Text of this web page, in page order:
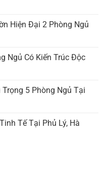
Hiện Đại 2 Phòng Ngủ
Ngủ Có Kiến Trúc Độc
5 Phòng Ngủ Tại
Tế Tại Phủ Lý, Hà